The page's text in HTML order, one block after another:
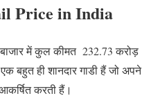
Price in India
में कुल कीमत 232.73 करोड़
बहुत ही शानदार गाडी हैं जो अपने
करती हैं।